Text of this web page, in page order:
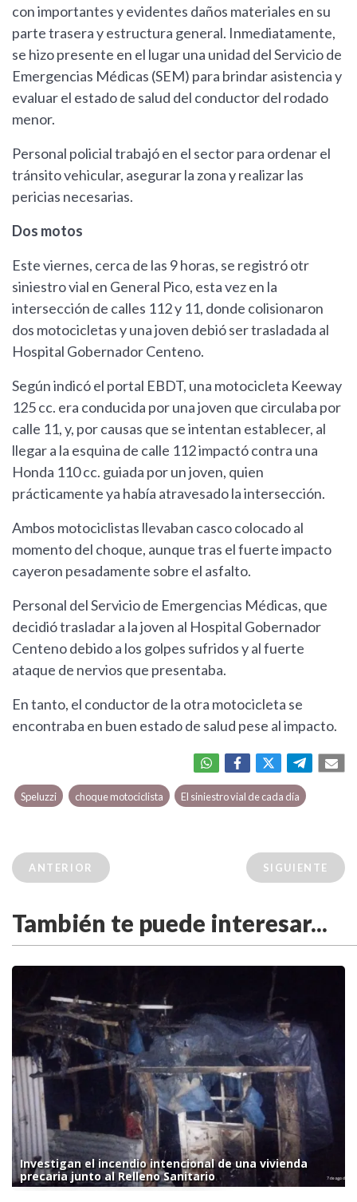
con importantes y evidentes daños materiales en su
parte trasera y estructura general. Inmediatamente,
se hizo presente en el lugar una unidad del Servicio de
Emergencias Médicas (SEM) para brindar asistencia y
evaluar el estado de salud del conductor del rodado
menor.
Personal policial trabajó en el sector para ordenar el
tránsito vehicular, asegurar la zona y realizar las
pericias necesarias.
Dos motos
Este viernes, cerca de las 9 horas, se registró otr
siniestro vial en General Pico, esta vez en la
intersección de calles 112 y 11, donde colisionaron
dos motocicletas y una joven debió ser trasladada al
Hospital Gobernador Centeno.
Según indicó el portal EBDT, una motocicleta Keeway
125 cc. era conducida por una joven que circulaba por
calle 11, y, por causas que se intentan establecer, al
llegar a la esquina de calle 112 impactó contra una
Honda 110 cc. guiada por un joven, quien
prácticamente ya había atravesado la intersección.
Ambos motociclistas llevaban casco colocado al
momento del choque, aunque tras el fuerte impacto
cayeron pesadamente sobre el asfalto.
Personal del Servicio de Emergencias Médicas, que
decidió trasladar a la joven al Hospital Gobernador
Centeno debido a los golpes sufridos y al fuerte
ataque de nervios que presentaba.
En tanto, el conductor de la otra motocicleta se
encontraba en buen estado de salud pese al impacto.
Speluzzi choque motociclista El siniestro vial de cada día
ANTERIOR SIGUIENTE
También te puede interesar...
Investigan el incendio intencional de una vivienda
precaria junto al Relleno Sanitario